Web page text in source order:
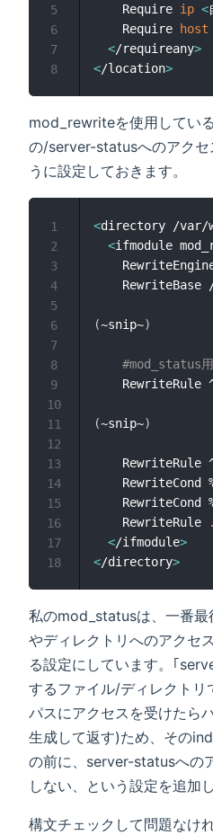
    Require
ip <
    Require
host
</requireany>
</location>
5
6
7
8
mod_rewriteを使用してい
の/server-statusへのアクセ
うに設定しておきます。
<directory /var/
<ifmodule
RewriteBase
(~snip~)
#mod_status用
RewriteRule
(~snip~)
RewriteRule
RewriteCond
RewriteCond
    RewriteRule
.
</ifmodule>
</directory>
1
2
3
4
5
6
7
8
9
10
11
12
13
14
15
16
17
18
私のmod_statusは、一番最
やディレクトリへのアクセ
る設定にしています。｢
するファイル/ディレクト
パスにアクセスを受けたら
生成して返す)ため、その
の前に、server-statusへの
しない、という設定を追加し
構文チェックして問題なけ